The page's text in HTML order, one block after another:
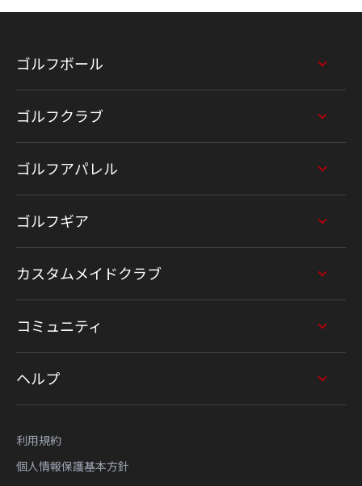
ゴルフボール
ゴルフクラブ
ゴルフアパレル
ゴルフギア
カスタムメイドクラブ
コミュニティ
ヘルプ
利用規約
個人情報保護基本方針